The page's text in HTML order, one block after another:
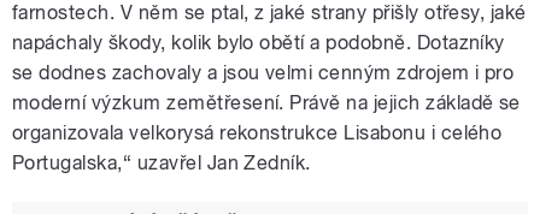
farnostech. V něm se ptal, z jaké strany přišly otřesy, jaké
napáchaly škody, kolik bylo obětí a podobně. Dotazníky
se dodnes zachovaly a jsou velmi cenným zdrojem i pro
moderní výzkum zemětřesení. Právě na jejich základě se
organizovala velkorysá rekonstrukce Lisabonu i celého
Portugalska,“ uzavřel Jan Zedník.